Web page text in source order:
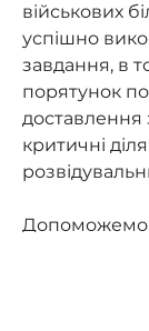
військових
успішно
завдання, в
порятунок
доставлення
критичні
Допоможемо